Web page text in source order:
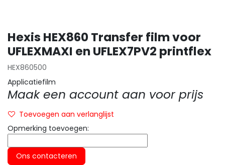
Hexis HEX860 Transfer film voor
UFLEXMAXI en UFLEX7PV2 printflex
HEX860500
Applicatiefilm
Maak een account aan voor prijs
Toevoegen aan verlanglijst
Opmerking toevoegen:
Ons contacteren